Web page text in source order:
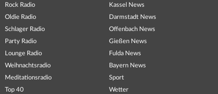
Rock Radio
Oldie Radio
Schlager Radio
Party Radio
Lounge Radio
Weihnachtsradio
Meditationsradio
Top 40
Kassel News
Darmstadt News
Offenbach News
Gießen News
Fulda News
Bayern News
Sport
Wetter